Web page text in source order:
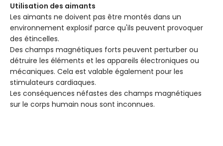
Utilisation des aimants
Les aimants ne doivent pas être montés dans un
environnement explosif parce qu'ils peuvent provoquer
des étincelles.
Des champs magnétiques forts peuvent perturber ou
détruire les éléments et les appareils électroniques ou
mécaniques. Cela est valable également pour les
stimulateurs cardiaques.
Les conséquences néfastes des champs magnétiques
sur le corps humain nous sont inconnues.